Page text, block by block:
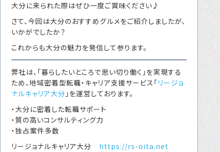
大分に来られた際はぜひ一度ご賞味ください♪
さて、今回は大分のおすすめグルメをご紹介しましたが、
いかがでしたか？
これからも大分の魅力を発信して参ります。
弊社は、「暮らしたいところで思い切り働く」を実現する
ため、地域密着型転職・キャリア支援サービス「リージョ
ナルキャリア大分 」を運営しております。
・大分に密着した転職サポート
・質の高いコンサルティング力
・独占案件多数
リージョナルキャリア大分 https://rs-oita.net